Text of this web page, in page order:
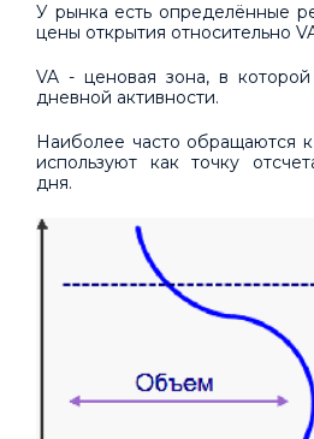
У рынка есть определённые
цены открытия относительно
VA - ценовая зона, в
дневной активности.
Наиболее часто обращаются
используют как точку
дня.